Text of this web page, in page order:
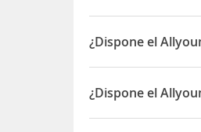
El Allyouneed Hotel
¿Dispone el
Sí, el Allyouneed
¿Dispone el
Sí, el Allyouneed